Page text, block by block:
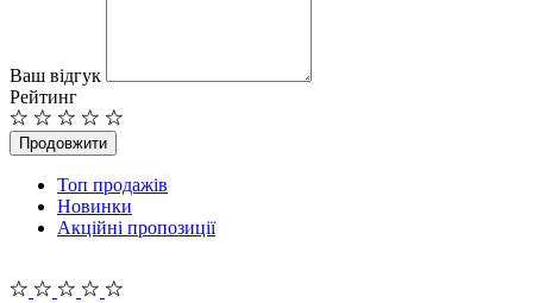
Ваш відгук
Рейтинг
Продовжити
Топ продажів
Новинки
Акційні пропозиції